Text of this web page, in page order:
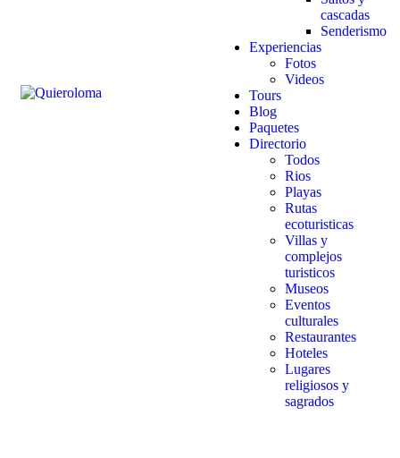
cascadas
Senderismo
Experiencias
Fotos
Videos
Tours
Blog
Paquetes
Directorio
Todos
Rios
Playas
Rutas
ecoturisticas
Villas y
complejos
turisticos
Museos
Eventos
culturales
Restaurantes
Hoteles
Lugares
religiosos y
sagrados